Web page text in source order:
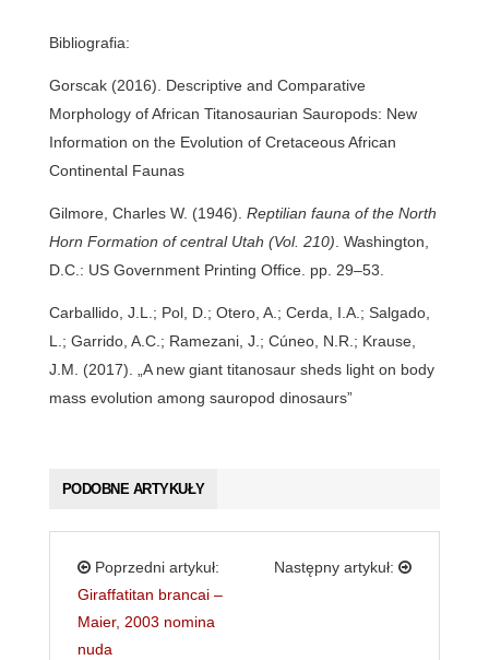
Bibliografia:
Gorscak (2016). Descriptive and Comparative
Morphology of African Titanosaurian Sauropods: New
Information on the Evolution of Cretaceous African
Continental Faunas
Gilmore, Charles W. (1946). Reptilian fauna of the North
Horn Formation of central Utah (Vol. 210) . Washington,
D.C.: US Government Printing Office. pp. 29–53.
Carballido, J.L.; Pol, D.; Otero, A.; Cerda, I.A.; Salgado,
L.; Garrido, A.C.; Ramezani, J.; Cúneo, N.R.; Krause,
J.M. (2017). „A new giant titanosaur sheds light on body
mass evolution among sauropod dinosaurs”
PODOBNE ARTYKUŁY
Poprzedni artykuł:
Giraffatitan brancai –
Maier, 2003 nomina
nuda
Następny artykuł: